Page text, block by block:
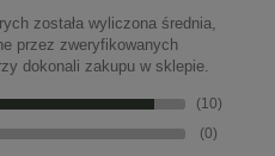
została wyliczona średnia,
przez zweryfikowanych
dokonali zakupu w sklepie.
(10)
(0)